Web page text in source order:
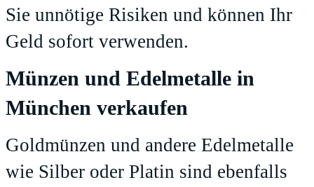
Sie unnötige Risiken und können Ihr
Geld sofort verwenden.
Münzen und Edelmetalle in
München verkaufen
Goldmünzen und andere Edelmetalle
wie Silber oder Platin sind ebenfalls